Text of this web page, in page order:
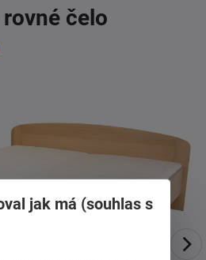
čelo
jak má (souhlas s